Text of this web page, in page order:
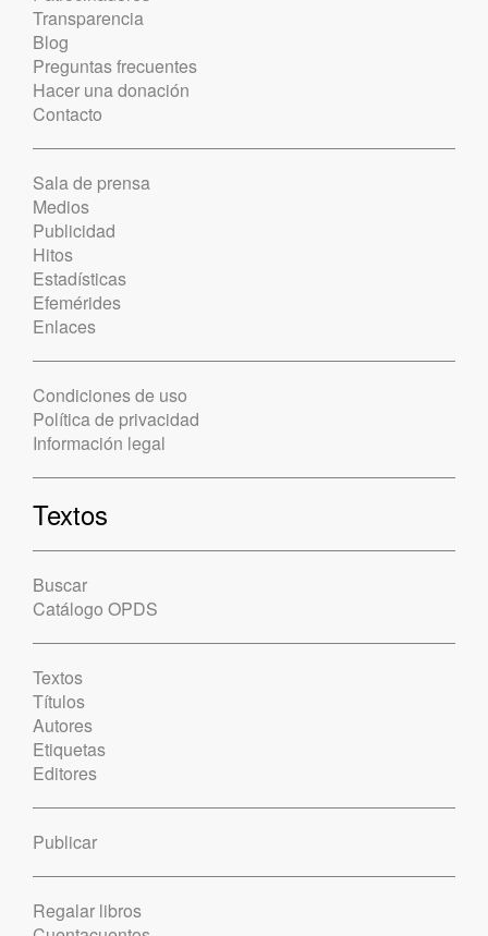
Transparencia
Blog
Preguntas frecuentes
Hacer una donación
Contacto
Sala de prensa
Medios
Publicidad
Hitos
Estadísticas
Efemérides
Enlaces
Condiciones de uso
Política de privacidad
Información legal
Textos
Buscar
Catálogo OPDS
Textos
Títulos
Autores
Etiquetas
Editores
Publicar
Regalar libros